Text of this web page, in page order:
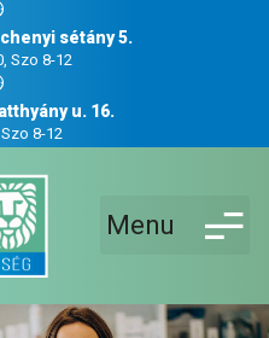
sétány 5.
Szo 8-12
u. 16.
8-12
Menu